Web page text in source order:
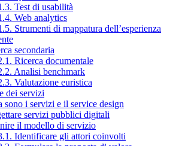
Test di usabilità
Web analytics
Strumenti di mappatura dell’esperienza
secondaria
Ricerca documentale
Analisi benchmark
Valutazione euristica
dei servizi
sono i servizi e il service design
servizi pubblici digitali
il modello di servizio
Identificare gli attori coinvolti